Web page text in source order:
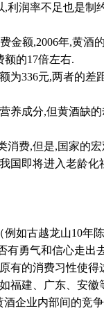
利润率不足也是制
额,2006年,黄酒
额的17倍左右.
336元,两者的差
成分,但黄酒缺的
费,但是,国家的宏
国即将进入老龄
古越龙山10年
勇气和信心走出
的消费习性使得
福建、广东、安徽
企业内部间的竞